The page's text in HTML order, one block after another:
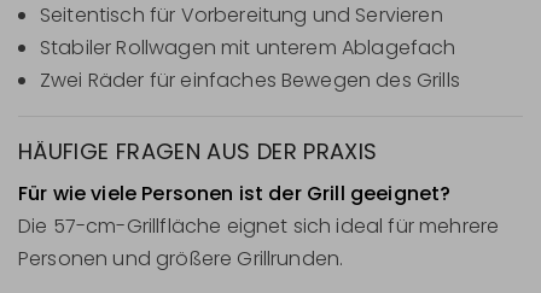
Seitentisch für Vorbereitung und Servieren
Stabiler Rollwagen mit unterem Ablagefach
Zwei Räder für einfaches Bewegen des Grills
HÄUFIGE FRAGEN AUS DER PRAXIS
Für wie viele Personen ist der Grill geeignet?
Die 57-cm-Grillfläche eignet sich ideal für mehrere
Personen und größere Grillrunden.